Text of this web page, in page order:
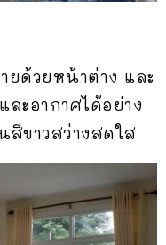
ด้วยหน้าต่าง และ
ะอากาศได้อย่าง
ขาวสว่างสดใส